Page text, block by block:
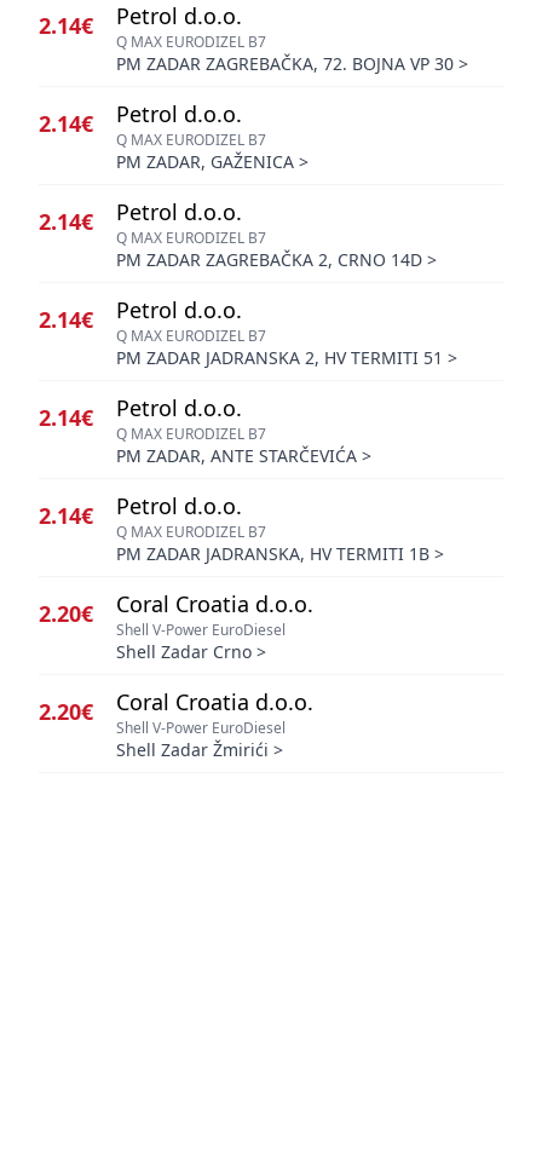
2.14€ Petrol d.o.o.
Q MAX EURODIZEL B7
PM ZADAR ZAGREBAČKA, 72. BOJNA VP 30 >
2.14€ Petrol d.o.o.
Q MAX EURODIZEL B7
PM ZADAR, GAŽENICA >
2.14€ Petrol d.o.o.
Q MAX EURODIZEL B7
PM ZADAR ZAGREBAČKA 2, CRNO 14D >
2.14€ Petrol d.o.o.
Q MAX EURODIZEL B7
PM ZADAR JADRANSKA 2, HV TERMITI 51 >
2.14€ Petrol d.o.o.
Q MAX EURODIZEL B7
PM ZADAR, ANTE STARČEVIĆA >
2.14€ Petrol d.o.o.
Q MAX EURODIZEL B7
PM ZADAR JADRANSKA, HV TERMITI 1B >
2.20€ Coral Croatia d.o.o.
Shell V-Power EuroDiesel
Shell Zadar Crno >
2.20€ Coral Croatia d.o.o.
Shell V-Power EuroDiesel
Shell Zadar Žmirići >